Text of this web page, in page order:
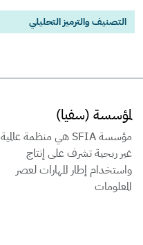
التصنيف والترميز التحليلي
لمؤسسة (سفيا)
مؤسسة SFIA هي منظمة عالمية
غير ربحية تشرف على إنتاج
واستخدام إطار المهارات لعصر
المعلومات